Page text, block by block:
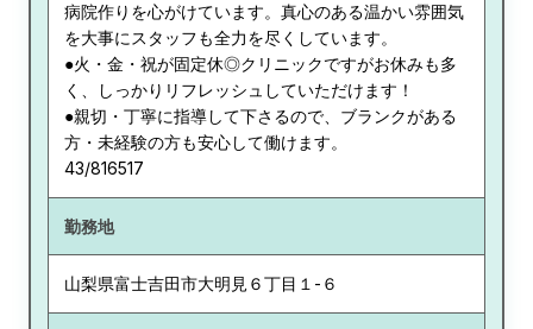
病院作りを心がけています。真心のある温かい雰囲気
を大事にスタッフも全力を尽くしています。
●火・金・祝が固定休◎クリニックですがお休みも多
く、しっかりリフレッシュしていただけます！
●親切・丁寧に指導して下さるので、ブランクがある
方・未経験の方も安心して働けます。
43/816517
勤務地
山梨県富士吉田市大明見６丁目１-６